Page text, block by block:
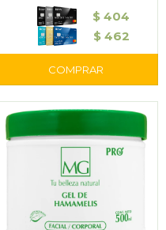
$ 404
$ 462